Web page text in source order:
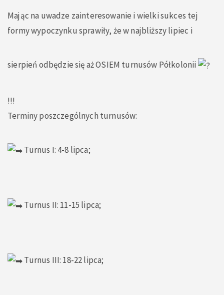
Mając na uwadze zainteresowanie i wielki sukces tej
formy wypoczynku sprawiły, że w najbliższy lipiec i
sierpień odbędzie się aż OSIEM turnusów Półkolonii
!!!
Terminy poszczególnych turnusów:
Turnus I: 4-8 lipca;
Turnus II: 11-15 lipca;
Turnus III: 18-22 lipca;